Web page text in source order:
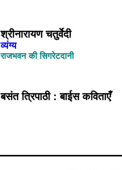
श्रीनारायण चतुर्वेदी
व्यंग्य
राजभवन की सिगरेटदानी
बसंत त्रिपाठी : बाईस कविताएँ